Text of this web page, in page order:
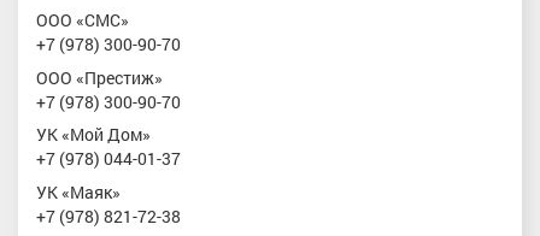
ООО «СМС»
+7 (978) 300-90-70
ООО «Престиж»
+7 (978) 300-90-70
УК «Мой Дом»
+7 (978) 044-01-37
УК «Маяк»
+7 (978) 821-72-38